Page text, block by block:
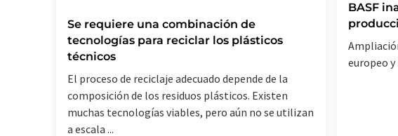
Se requiere una combinación de
tecnologías para reciclar los plásticos
técnicos
El proceso de reciclaje adecuado depende de la
composición de los residuos plásticos. Existen
muchas tecnologías viables, pero aún no se utilizan
a escala ...
BASF
europeo